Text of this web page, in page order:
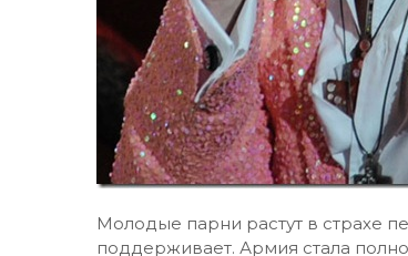
Молодые парни растут в страхе
поддерживает. Армия стала